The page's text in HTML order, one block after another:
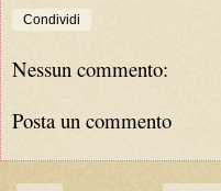
Condividi
Nessun commento:
Posta un commento